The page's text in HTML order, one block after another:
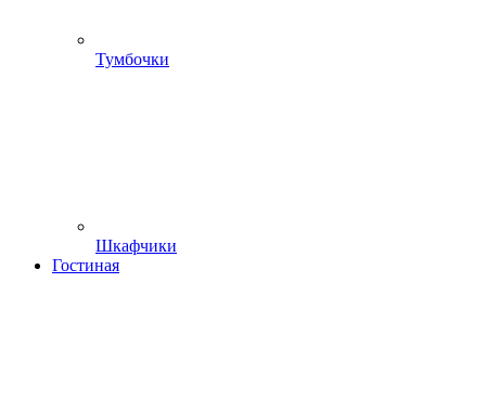
Тумбочки
Шкафчики
Гостиная